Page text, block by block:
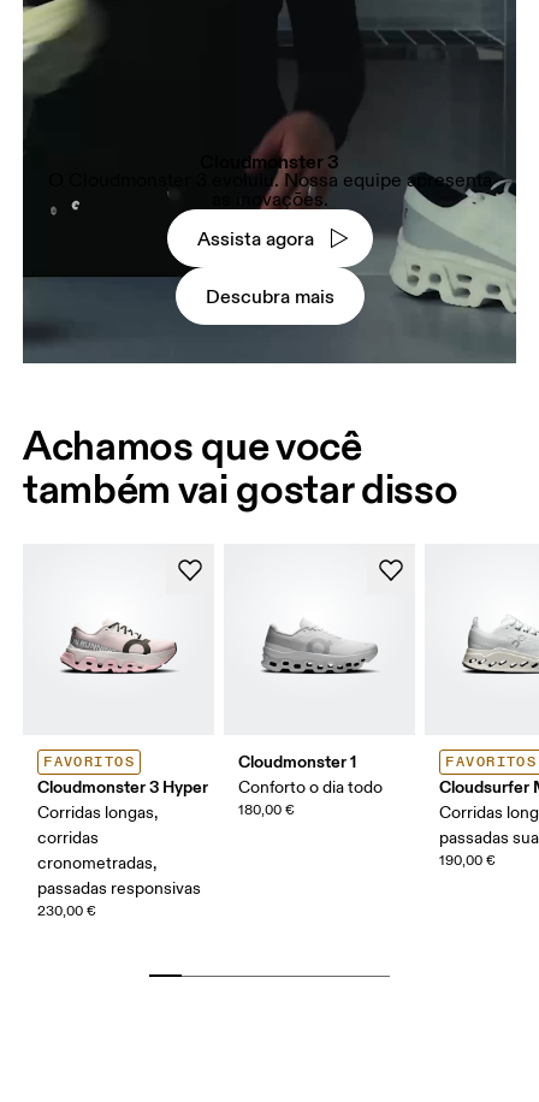
Cloudmonster 3
O Cloudmonster 3 evoluiu. Nossa equipe apresenta
as inovações.
Assista agora
Descubra mais
Achamos que você
também vai gostar disso
FAVORITOS
Cloudmonster 3 Hyper
Corridas longas,
corridas
cronometradas,
passadas responsivas
230,00 €
Cloudmonster 1
Conforto o dia todo
180,00 €
FAVORITOS
Cloudsurfer
Corridas
passadas
190,00 €